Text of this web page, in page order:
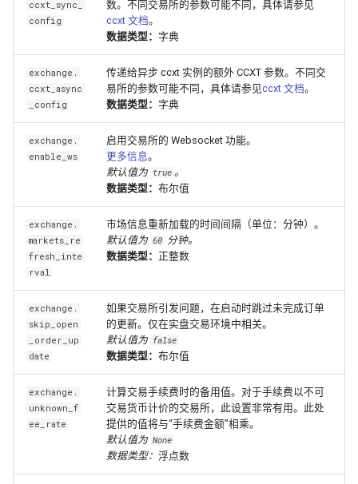
ccxt_sync_
config
数。不同交易所的参数可能不同，具体请参见
ccxt 文档。
数据类型： 字典
exchange.
ccxt_async
_config
传递给异步 ccxt 实例的额外 CCXT 参数。不同交
易所的参数可能不同，具体请参见ccxt 文档。
数据类型： 字典
exchange.
enable_ws
启用交易所的 Websocket 功能。
更多信息。
默认值为 true 。
数据类型： 布尔值
exchange.
markets_re
fresh_inte
rval
市场信息重新加载的时间间隔（单位：分钟）。
默认值为 60 分钟。
数据类型： 正整数
exchange.
skip_open
_order_up
date
如果交易所引发问题，在启动时跳过未完成订单
的更新。仅在实盘交易环境中相关。
默认值为 false
数据类型： 布尔值
exchange.
unknown_f
ee_rate
计算交易手续费时的备用值。对于手续费以不可
交易货币计价的交易所，此设置非常有用。此处
提供的值将与“手续费金额”相乘。
默认值为 None
数据类型： 浮点数